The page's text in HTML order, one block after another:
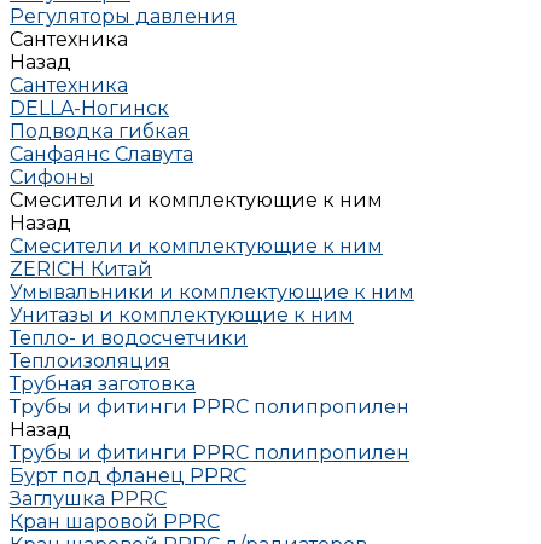
Регуляторы давления
Сантехника
Назад
Сантехника
DELLA-Ногинск
Подводка гибкая
Санфаянс Славута
Сифоны
Смесители и комплектующие к ним
Назад
Смесители и комплектующие к ним
ZERICH Китай
Умывальники и комплектующие к ним
Унитазы и комплектующие к ним
Тепло- и водосчетчики
Теплоизоляция
Трубная заготовка
Трубы и фитинги PPRC полипропилен
Назад
Трубы и фитинги PPRC полипропилен
Бурт под фланец РРRC
Заглушка РРRC
Кран шаровой PPRC